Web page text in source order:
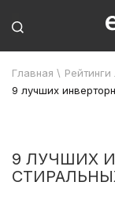
Главная \
9 лучших
9 ЛУЧШИХ